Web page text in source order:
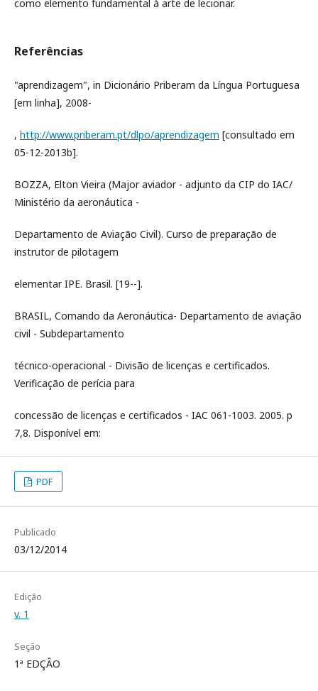
como elemento fundamental à arte de lecionar.
Referências
"aprendizagem", in Dicionário Priberam da Língua Portuguesa
[em linha], 2008-
, http://www.priberam.pt/dlpo/aprendizagem [consultado em
05-12-2013b].
BOZZA, Elton Vieira (Major aviador - adjunto da CIP do IAC/
Ministério da aeronáutica -
Departamento de Aviação Civil). Curso de preparação de
instrutor de pilotagem
elementar IPE. Brasil. [19--].
BRASIL, Comando da Aeronáutica- Departamento de aviação
civil - Subdepartamento
técnico-operacional - Divisão de licenças e certificados.
Verificação de perícia para
concessão de licenças e certificados - IAC 061-1003. 2005. p
7,8. Disponível em:
PDF
Publicado
03/12/2014
Edição
v. 1
Seção
1ª EDÇÂO